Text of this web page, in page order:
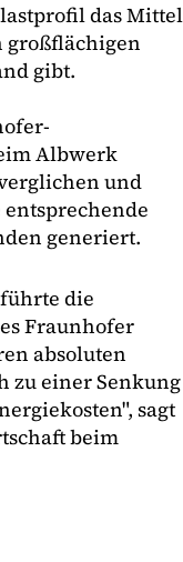
das Mittel
großflächigen
gibt.
Albwerk
und
generiert.
die
Fraunhofer
absoluten
zu einer Senkung
sagt
beim